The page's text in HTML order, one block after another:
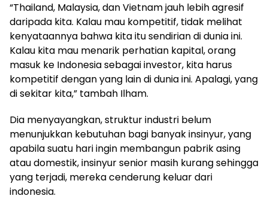
“Thailand, Malaysia, dan Vietnam jauh lebih agresif
daripada kita. Kalau mau kompetitif, tidak melihat
kenyataannya bahwa kita itu sendirian di dunia ini.
Kalau kita mau menarik perhatian kapital, orang
masuk ke Indonesia sebagai investor, kita harus
kompetitif dengan yang lain di dunia ini. Apalagi, yang
di sekitar kita,” tambah Ilham.
Dia menyayangkan, struktur industri belum
menunjukkan kebutuhan bagi banyak insinyur, yang
apabila suatu hari ingin membangun pabrik asing
atau domestik, insinyur senior masih kurang sehingga
yang terjadi, mereka cenderung keluar dari
indonesia.